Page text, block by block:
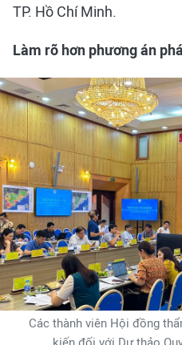
TP. Hồ Chí Minh.
Làm rõ hơn phương án
Các thành viên Hội đồng